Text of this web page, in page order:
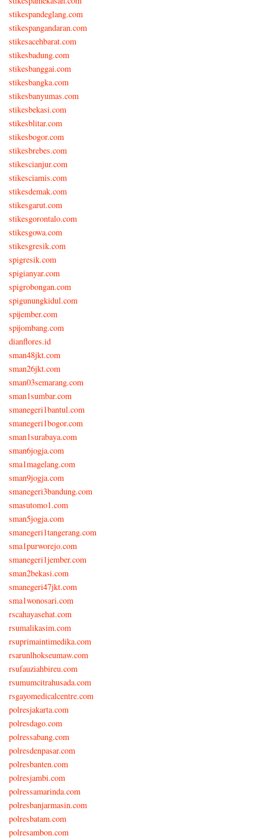
stikespandeglang.com
stikespangandaran.com
stikesacehbarat.com
stikesbadung.com
stikesbanggai.com
stikesbangka.com
stikesbanyumas.com
stikesbekasi.com
stikesblitar.com
stikesbogor.com
stikesbrebes.com
stikescianjur.com
stikesciamis.com
stikesdemak.com
stikesgarut.com
stikesgorontalo.com
stikesgowa.com
stikesgresik.com
spigresik.com
spigianyar.com
spigrobongan.com
spigunungkidul.com
spijember.com
spijombang.com
dianflores.id
sman48jkt.com
sman26jkt.com
sman03semarang.com
sman1sumbar.com
smanegeri1bantul.com
smanegeri1bogor.com
sman1surabaya.com
sman6jogja.com
sma1magelang.com
sman9jogja.com
smanegeri3bandung.com
smasutomo1.com
sman5jogja.com
smanegeri1tangerang.com
sma1purworejo.com
smanegeri1jember.com
sman2bekasi.com
smanegeri47jkt.com
sma1wonosari.com
rscahayasehat.com
rsumalikasim.com
rsuprimaintimedika.com
rsarunlhokseumaw.com
rsufauziahbireu.com
rsumumcitrahusada.com
rsgayomedicalcentre.com
polresjakarta.com
polresdago.com
polressabang.com
polresdenpasar.com
polresbanten.com
polresjambi.com
polressamarinda.com
polresbanjarmasin.com
polresbatam.com
polresambon.com